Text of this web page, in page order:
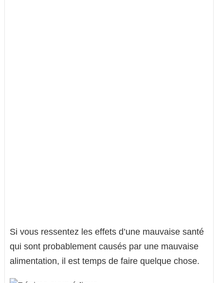
Si vous ressentez les effets d’une mauvaise santé
qui sont probablement causés par une mauvaise
alimentation, il est temps de faire quelque chose.